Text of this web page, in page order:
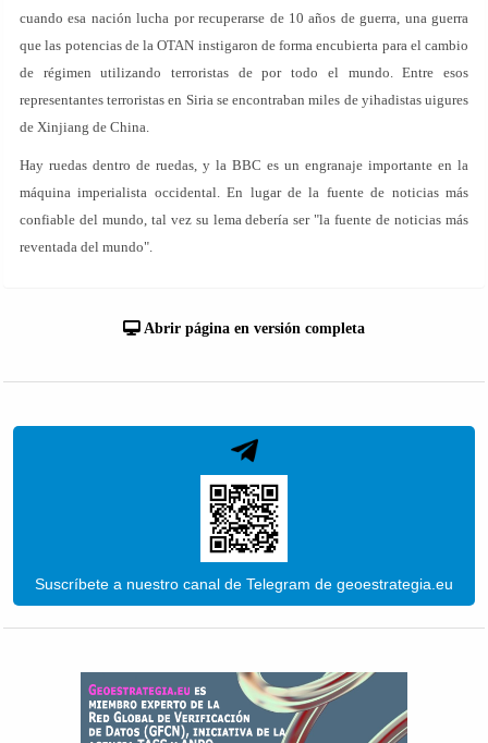
cuando esa nación lucha por recuperarse de 10 años de guerra, una guerra
que las potencias de la OTAN instigaron de forma encubierta para el cambio
de régimen utilizando terroristas de por todo el mundo. Entre esos
representantes terroristas en Siria se encontraban miles de yihadistas uigures
de Xinjiang de China.
Hay ruedas dentro de ruedas, y la BBC es un engranaje importante en la
máquina imperialista occidental. En lugar de la fuente de noticias más
confiable del mundo, tal vez su lema debería ser "la fuente de noticias más
reventada del mundo".
Abrir página en versión completa
Suscríbete a nuestro canal de Telegram de geoestrategia.eu